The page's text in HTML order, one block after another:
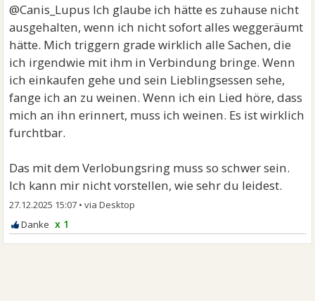
@Canis_Lupus Ich glaube ich hätte es zuhause nicht
ausgehalten, wenn ich nicht sofort alles weggeräumt
hätte. Mich triggern grade wirklich alle Sachen, die
ich irgendwie mit ihm in Verbindung bringe. Wenn
ich einkaufen gehe und sein Lieblingsessen sehe,
fange ich an zu weinen. Wenn ich ein Lied höre, dass
mich an ihn erinnert, muss ich weinen. Es ist wirklich
furchtbar.
Das mit dem Verlobungsring muss so schwer sein.
Ich kann mir nicht vorstellen, wie sehr du leidest.
27.12.2025 15:07 •
x 1